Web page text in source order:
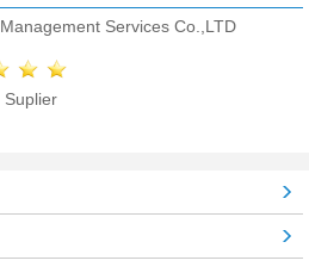
Services Co.,LTD
Suplier